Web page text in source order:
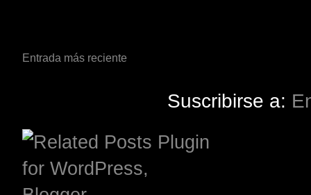
Entrada más reciente
Suscribirse a: